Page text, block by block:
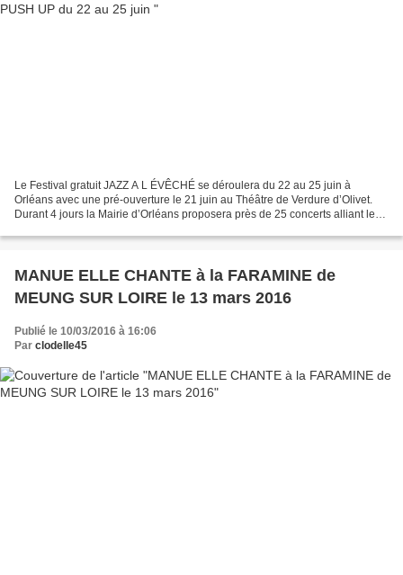
Le Festival gratuit JAZZ A L ÉVÊCHÉ se déroulera du 22 au 25 juin à
Orléans avec une pré-ouverture le 21 juin au Théâtre de Verdure d’Olivet.
Durant 4 jours la Mairie d’Orléans proposera près de 25 concerts alliant le
MANUE ELLE CHANTE à la FARAMINE de
MEUNG SUR LOIRE le 13 mars 2016
Publié le 10/03/2016 à 16:06
Par clodelle45